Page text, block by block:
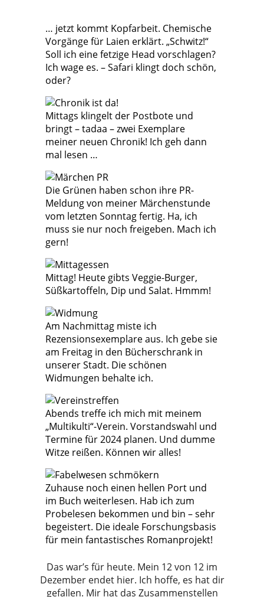
… jetzt kommt Kopfarbeit. Chemische
Vorgänge für Laien erklärt. „Schwitz!“
Soll ich eine fetzige Head vorschlagen?
Ich wage es. – Safari klingt doch schön,
oder?
Mittags klingelt der Postbote und
bringt – tadaa – zwei Exemplare
meiner neuen Chronik! Ich geh dann
mal lesen …
Die Grünen haben schon ihre PR-
Meldung von meiner Märchenstunde
vom letzten Sonntag fertig. Ha, ich
muss sie nur noch freigeben. Mach ich
gern!
Mittag! Heute gibts Veggie-Burger,
Süßkartoffeln, Dip und Salat. Hmmm!
Am Nachmittag miste ich
Rezensionsexemplare aus. Ich gebe sie
am Freitag in den Bücherschrank in
unserer Stadt. Die schönen
Widmungen behalte ich.
Abends treffe ich mich mit meinem
„Multikulti“-Verein. Vorstandswahl und
Termine für 2024 planen. Und dumme
Witze reißen. Können wir alles!
Zuhause noch einen hellen Port und
im Buch weiterlesen. Hab ich zum
Probelesen bekommen und bin – sehr
begeistert. Die ideale Forschungsbasis
für mein fantastisches Romanprojekt!
Das war’s für heute. Mein 12 von 12 im
Dezember endet hier. Ich hoffe, es hat dir
gefallen. Mir hat das Zusammenstellen